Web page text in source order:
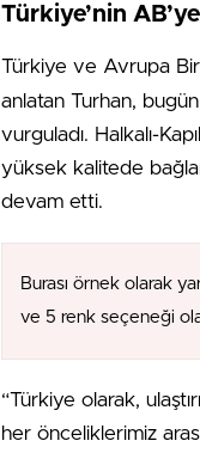
Türkiye’nin
Türkiye ve Avrupa
anlatan Turhan,
vurguladı. Halkalı-
yüksek kalitede
devam etti.
Burası örnek olarak
ve 5 renk seçeneği
“Türkiye olarak,
her önceliklerimiz